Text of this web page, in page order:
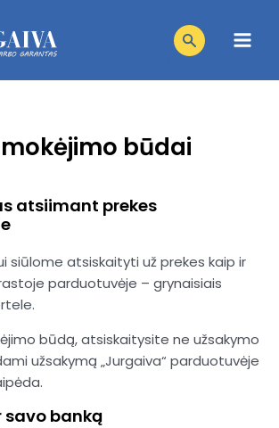
Products
search
Main
būdai
atsiimant prekes
siūlome atsiskaityti už prekes kaip ir
parduotuvėje – grynaisiais
būdą, atsiskaitysite ne užsakymo
užsakymą „Jurgaiva“ parduotuvėje
savo banką